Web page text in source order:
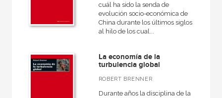
cuál ha sido la senda de
evolución socio-económica de
China durante los últimos siglos
al hilo de los cual...
La economía de la
turbulencia global
ROBERT BRENNER
Durante años la disciplina de la